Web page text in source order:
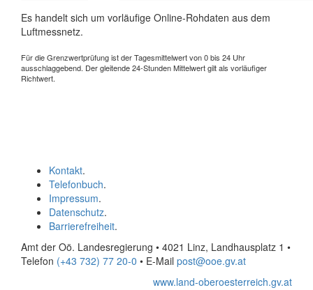
Es handelt sich um vorläufige Online-Rohdaten aus dem
Luftmessnetz.
Für die Grenzwertprüfung ist der Tagesmittelwert von 0 bis 24 Uhr
ausschlaggebend. Der gleitende 24-Stunden Mittelwert gilt als vorläufiger
Richtwert.
Kontakt.
Telefonbuch.
Impressum.
Datenschutz.
Barrierefreiheit.
Amt der Oö. Landesregierung • 4021 Linz, Landhausplatz 1 •
Telefon (+43 732) 77 20-0 • E-Mail post@ooe.gv.at
www.land-oberoesterreich.gv.at